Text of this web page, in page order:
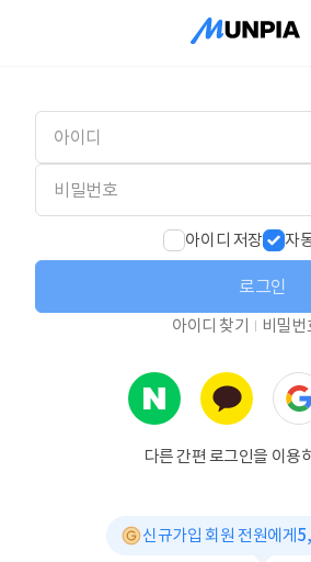
아이디 저장 자
로그인
아이디 찾기 비밀번
다른 간편 로그인을 이용
신규가입 회원 전원에게